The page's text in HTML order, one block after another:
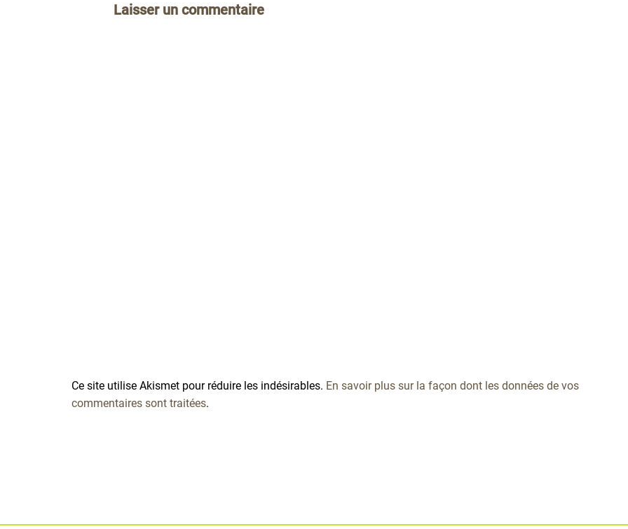
Laisser un commentaire
Ce site utilise Akismet pour réduire les indésirables. En savoir plus sur la façon dont les données de vos
commentaires sont traitées.